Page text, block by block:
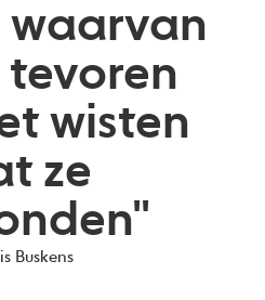
waarvan
tevoren
wisten
ze
Buskens